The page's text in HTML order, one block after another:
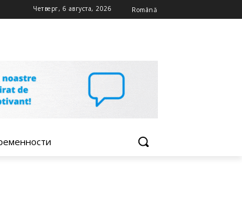
Română
Четверг, 6 августа, 2026